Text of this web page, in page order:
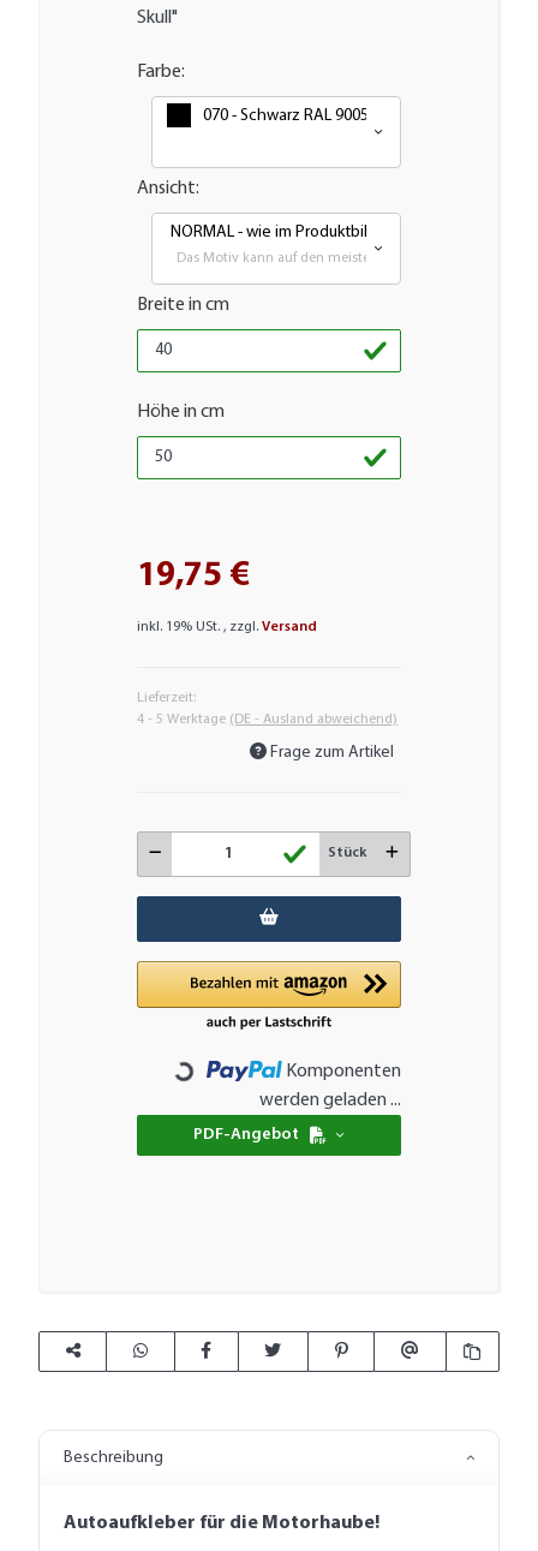
Skull"
Farbe:
070 - Schwarz RAL 9005
Ansicht:
NORMAL - wie im Produktbild
Das Motiv kann auf den meisten glatten Flächen
Breite in cm
Höhe in cm
19,75 €
inkl. 19% USt. , zzgl.Versand
Lieferzeit:
4 - 5 Werktage (DE - Ausland abweichend)
Frage zum Artikel
Stück
Loading...
Komponenten
werden geladen ...
PDF-Angebot
Beschreibung
Autoaufkleber für die Motorhaube!